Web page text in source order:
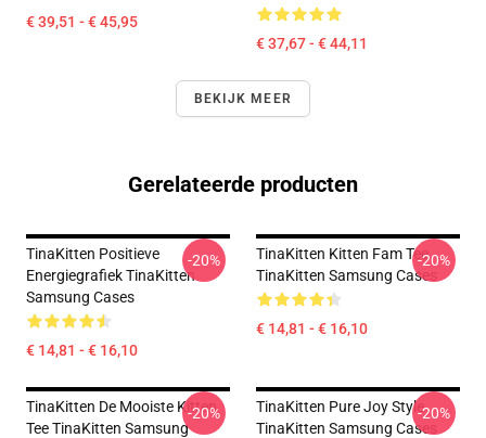
€ 39,51 - € 45,95
€ 37,67 - € 44,11
BEKIJK MEER
Gerelateerde producten
TinaKitten Positieve
Energiegrafiek TinaKitten
Samsung Cases
€ 14,81 - € 16,10
-20%
TinaKitten Kitten Fam Tee
TinaKitten Samsung Cases
€ 14,81 - € 16,10
-20%
TinaKitten De Mooiste Kitten
Tee TinaKitten Samsung
-20%
TinaKitten Pure Joy Style
TinaKitten Samsung Cases
-20%